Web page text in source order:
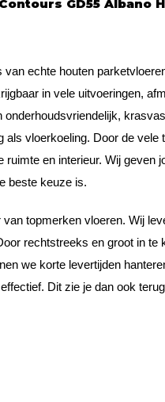
GD55 Albano
echte houten
in vele uitvoeringen,
onderhoudsvriendelijk,
als vloerkoeling. Door de vele
ruimte en interieur. Wij geven
beste keuze is.
topmerken vloeren. Wij
rechtstreeks en groot in te
we korte levertijden
Dit zie je dan ook